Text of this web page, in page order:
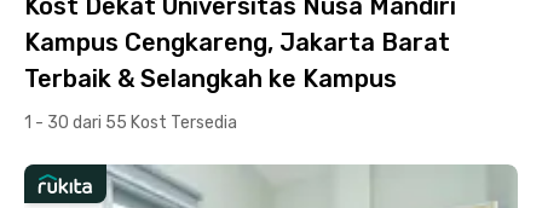
Kost Dekat Universitas Nusa Mandiri
Kampus Cengkareng, Jakarta Barat
Terbaik & Selangkah ke Kampus
1 - 30 dari 55 Kost Tersedia